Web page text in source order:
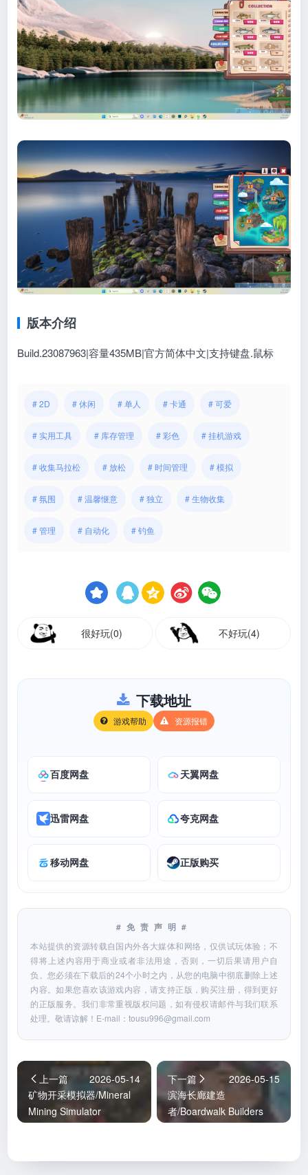
版本介绍
Build.23087963|容量435MB|官方简体中文|支持键盘.鼠标
# 2D # 休闲 # 单人 # 卡通 # 可爱
# 实用工具 # 库存管理 # 彩色 # 挂机游戏
# 收集马拉松 # 放松 # 时间管理 # 模拟
# 氛围 # 温馨惬意 # 独立 # 生物收集
# 管理 # 自动化 # 钓鱼
很好玩(0) 不好玩(4)
下载地址
游戏帮助 资源报错
百度网盘 天翼网盘
迅雷网盘 夸克网盘
移动网盘 正版购买
#免责声明#
本站提供的资源转载自国内外各大媒体和网络，仅供试玩体验；不
得将上述内容用于商业或者非法用途，否则，一切后果请用户自
负。您必须在下载后的24个小时之内，从您的电脑中彻底删除上述
内容。如果您喜欢该游戏内容，请支持正版，购买注册，得到更好
的正版服务。我们非常重视版权问题，如有侵权请邮件与我们联系
处理。敬请谅解！E-mail：tousu996@gmail.com
上一篇
2026-05-14
矿物开采模拟器/Mineral
Mining Simulator
下一篇
2026-05-15
滨海长廊建造
者/Boardwalk Builders